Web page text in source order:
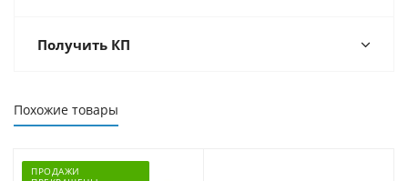
Получить КП
Похожие товары
ПРОДАЖИ